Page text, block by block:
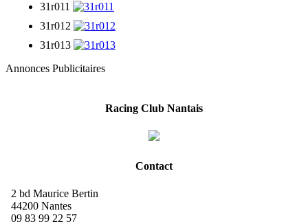
31r011
31r012
31r013
Annonces Publicitaires
Racing Club Nantais
Contact
2 bd Maurice Bertin
44200 Nantes
09 83 99 22 57